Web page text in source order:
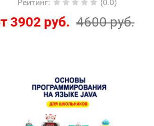
Рейтинг: (0.0)
3902 руб. 4600 руб.